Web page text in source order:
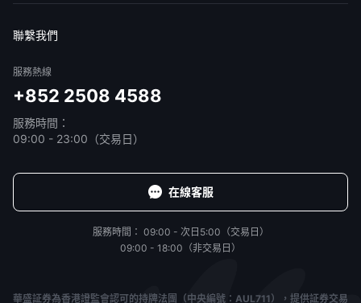
聯繫我們
服務熱線
+852 2508 4588
服務時間：
09:00 - 23:00（交易日）
在線客服
服務時間： 09:00 - 次日5:00（交易日）
09:00 - 18:00（非交易日）
華盛証券為香港證監會認可的持牌法團（中央編號：AUL711），提供証券交易